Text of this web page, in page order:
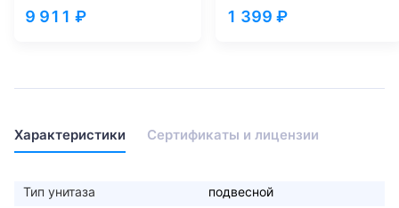
9 911 ₽ 1 399 ₽
Характеристики Сертификаты и лицензии
Тип унитаза
подвесной